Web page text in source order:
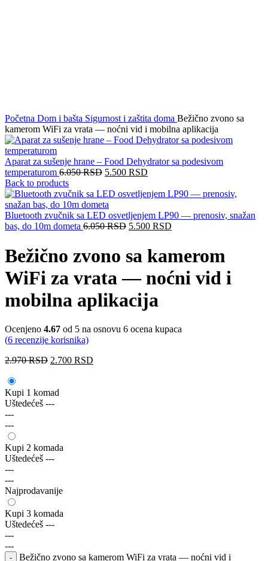
Početna Dom i bašta Sigurnost i zaštita doma Bežično zvono sa
kamerom WiFi za vrata — noćni vid i mobilna aplikacija
Aparat za sušenje hrane – Food Dehydrator sa podesivom
temperaturom 6.050RSD 5.500 RSD
Back to products
Bluetooth zvučnik sa LED osvetljenjem LP90 — prenosiv, snažan
bas, do 10m dometa 6.050RSD 5.500 RSD
Bežično zvono sa kamerom
WiFi za vrata — noćni vid i
mobilna aplikacija
Ocenjeno 4.67 od 5 na osnovu 6 ocena kupaca
(6 recenzije korisnika)
2.970RSD 2.700 RSD
Kupi 1 komad
Uštedećeš ---
---
---
Kupi 2 komada
Uštedećeš ---
---
---
Najprodavanije
Kupi 3 komada
Uštedećeš ---
---
---
Bežično zvono sa kamerom WiFi za vrata — noćni vid i